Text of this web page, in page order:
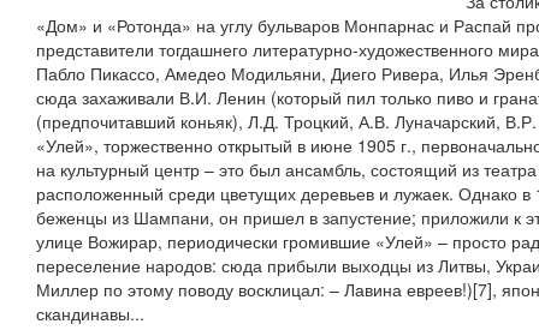
«Дом» и «Ротонда» на углу бульваров Монпарнас и Распай
представители тогдашнего литературно-художественного
Пабло Пикассо, Амедео Модильяни, Диего Ривера, Илья
сюда захаживали В.И. Ленин (который пил только пиво и
(предпочитавший коньяк), Л.Д. Троцкий, А.В. Луначарский,
«Улей», торжественно открытый в июне 1905 г.,
на культурный центр – это был ансамбль, состоящий из
расположенный среди цветущих деревьев и лужаек. Однако в
беженцы из Шампани, он пришел в запустение; приложили к
улице Вожирар, периодически громившие «Улей» – просто
переселение народов: сюда прибыли выходцы из Литвы,
Миллер по этому поводу восклицал: – Лавина евреев!)[7],
скандинавы...